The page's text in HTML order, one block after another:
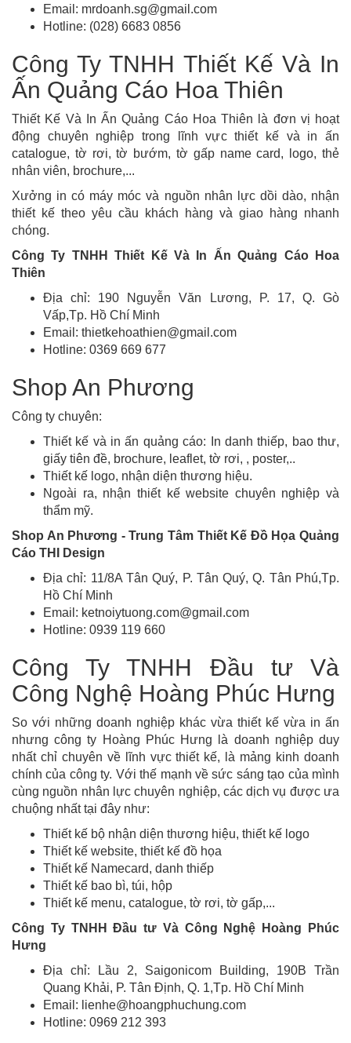
Email: mrdoanh.sg@gmail.com
Hotline: (028) 6683 0856
Công Ty TNHH Thiết Kế Và In
Ấn Quảng Cáo Hoa Thiên
Thiết Kế Và In Ấn Quảng Cáo Hoa Thiên là đơn vị hoạt
động chuyên nghiệp trong lĩnh vực thiết kế và in ấn
catalogue, tờ rơi, tờ bướm, tờ gấp name card, logo, thẻ
nhân viên, brochure,...
Xưởng in có máy móc và nguồn nhân lực dồi dào, nhận
thiết kế theo yêu cầu khách hàng và giao hàng nhanh
chóng.
Công Ty TNHH Thiết Kế Và In Ấn Quảng Cáo Hoa
Thiên
Địa chỉ: 190 Nguyễn Văn Lương, P. 17, Q. Gò
Vấp,Tp. Hồ Chí Minh
Email: thietkehoathien@gmail.com
Hotline: 0369 669 677
Shop An Phương
Công ty chuyên:
Thiết kế và in ấn quảng cáo: In danh thiếp, bao thư,
giấy tiên đề, brochure, leaflet, tờ rơi, , poster,..
Thiết kế logo, nhận diện thương hiệu.
Ngoài ra, nhận thiết kế website chuyên nghiệp và
thẩm mỹ.
Shop An Phương - Trung Tâm Thiết Kế Đồ Họa Quảng
Cáo THI Design
Địa chỉ: 11/8A Tân Quý, P. Tân Quý, Q. Tân Phú,Tp.
Hồ Chí Minh
Email: ketnoiytuong.com@gmail.com
Hotline: 0939 119 660
Công Ty TNHH Đầu tư Và
Công Nghệ Hoàng Phúc Hưng
So với những doanh nghiệp khác vừa thiết kế vừa in ấn
nhưng công ty Hoàng Phúc Hưng là doanh nghiệp duy
nhất chỉ chuyên về lĩnh vực thiết kế, là mảng kinh doanh
chính của công ty. Với thế mạnh về sức sáng tạo của mình
cùng nguồn nhân lực chuyên nghiệp, các dịch vụ được ưa
chuộng nhất tại đây như:
Thiết kế bộ nhận diện thương hiệu, thiết kế logo
Thiết kế website, thiết kế đồ họa
Thiết kế Namecard, danh thiếp
Thiết kế bao bì, túi, hộp
Thiết kế menu, catalogue, tờ rơi, tờ gấp,...
Công Ty TNHH Đầu tư Và Công Nghệ Hoàng Phúc
Hưng
Địa chỉ: Lầu 2, Saigonicom Building, 190B Trần
Quang Khải, P. Tân Định, Q. 1,Tp. Hồ Chí Minh
Email: lienhe@hoangphuchung.com
Hotline: 0969 212 393